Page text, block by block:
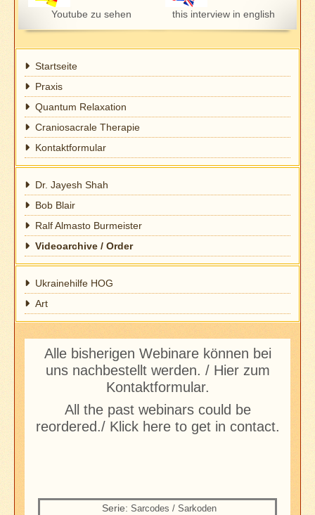
Youtube zu sehen this interview in english
Startseite
Praxis
Quantum Relaxation
Craniosacrale Therapie
Kontaktformular
Dr. Jayesh Shah
Bob Blair
Ralf Almasto Burmeister
Videoarchive / Order
Ukrainehilfe HOG
Art
Alle bisherigen Webinare können bei
uns nachbestellt werden. / Hier zum
Kontaktformular.
All the past webinars could be
reordered./ Klick here to get in contact.
Serie: Sarcodes / Sarkoden